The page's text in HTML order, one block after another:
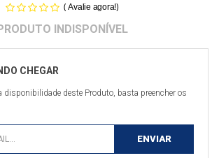
(Avalie agora!)
disponibilidade deste Produto, basta preencher os